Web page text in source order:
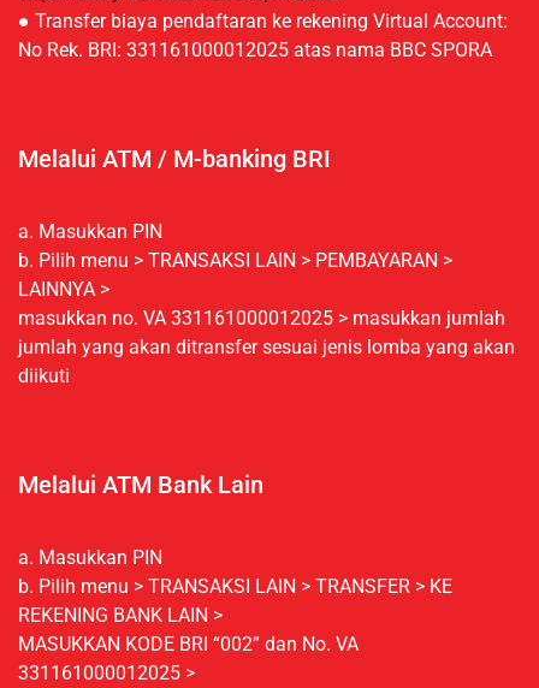
● Transfer biaya pendaftaran ke rekening Virtual Account:
No Rek. BRI: 331161000012025 atas nama BBC SPORA
Melalui ATM / M-banking BRI
a. Masukkan PIN
b. Pilih menu > TRANSAKSI LAIN > PEMBAYARAN >
LAINNYA >
masukkan no. VA 331161000012025 > masukkan jumlah
jumlah yang akan ditransfer sesuai jenis lomba yang akan
diikuti
Melalui ATM Bank Lain
a. Masukkan PIN
b. Pilih menu > TRANSAKSI LAIN > TRANSFER > KE
REKENING BANK LAIN >
MASUKKAN KODE BRI “002” dan No. VA
331161000012025 >